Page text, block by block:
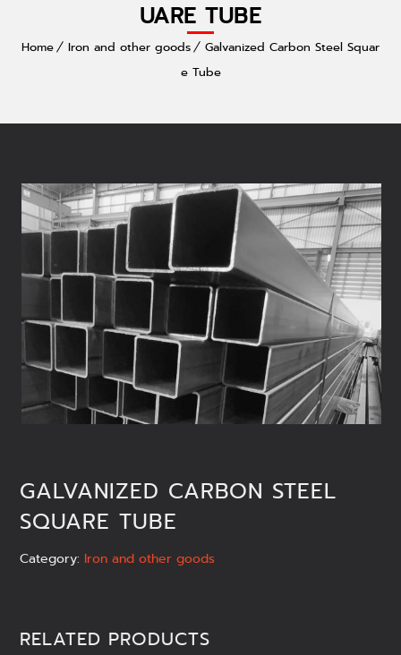
UARE TUBE
Home Iron and other goods
Galvanized Carbon Steel Squar
e Tube
GALVANIZED CARBON STEEL
SQUARE TUBE
Category: Iron and other goods
RELATED PRODUCTS